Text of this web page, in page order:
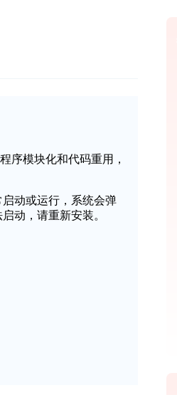
序模块化和代码重用，
启动或运行，系统会弹
动，请重新安装。